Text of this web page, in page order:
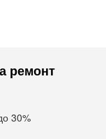
ремонт
30%